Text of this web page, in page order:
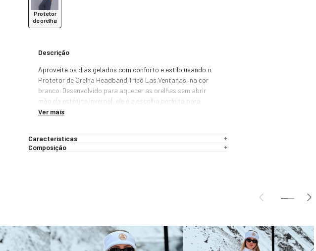
Protetor
de orelha
Descrição
Aproveite os dias gelados com conforto e estilo usando o
Protetor de Orelha Headband Tricô Las Ventanas, na cor
branco. Desenvolvido para aquecer as orelhas sem abrir
mão da estética invernal, ele é a escolha perfeita para
quem busca praticidade em destinos de frio intenso ou
Com acabamento micro canelado e modelagem anatômica,
ajusta-se com suavidade à cabeça, oferecendo excelente
elegante patch da marca Fiero em veludo bege com
bordado marrom, que adiciona sofisticação e identidade à
peça. Combine com casacos, golas ou cachecóis da linha
Ver mais
Características
Composição